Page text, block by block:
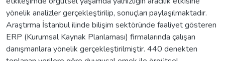
yönelik analizler gerçekleştirilip, sonuçları paylaşılmaktadır.
Araştırma İstanbul ilinde bilişim sektöründe faaliyet gösteren
ERP (Kurumsal Kaynak Planlaması) firmalarında çalışan
danışmanlara yönelik gerçekleştirilmiştir. 440 denekten